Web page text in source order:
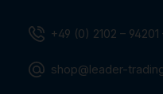
+49 (0) 2102 – 94201
shop@leader-